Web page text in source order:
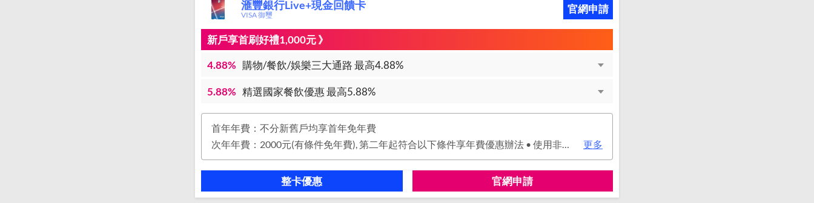
滙豐銀行Live+現金回饋卡
VISA 御璽 官網申請
新戶享首刷好禮1,000元 》
4.88% 購物/餐飲/娛樂三大通路 最高4.88%
5.88% 精選國家餐飲優惠 最高5.88%
首年年費：不分新舊戶均享首年免年費
次年年費：2000元(有條件免年費), 第二年起符合以下條件享年費優惠辦法 • 使用非紙本帳單(電子帳單或行動帳單)終身免年費 • 前一年消費滿 8 萬或 12 次享次年免年費
更多
整卡優惠 官網申請